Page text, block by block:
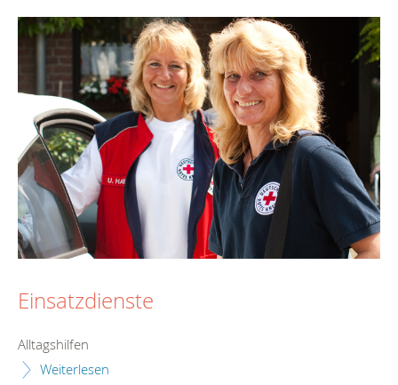
Einsatzdienste
Alltagshilfen
Weiterlesen